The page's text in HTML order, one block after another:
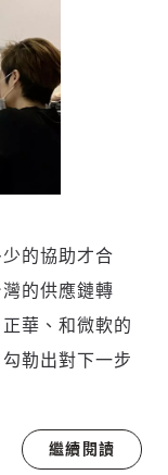
的協助才合
的供應鏈轉
華、和微軟的
勒出對下一步
繼續閱讀